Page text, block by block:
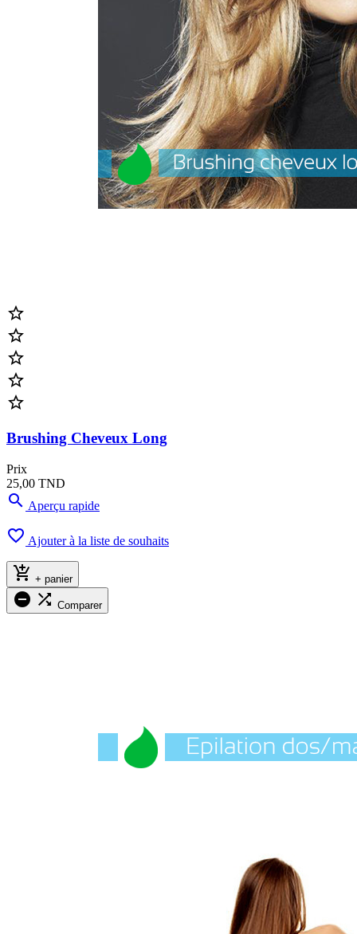





Brushing Cheveux Long
Prix
25,00 TND
 Aperçu rapide
 Ajouter à la liste de souhaits
 + panier
  Comparer